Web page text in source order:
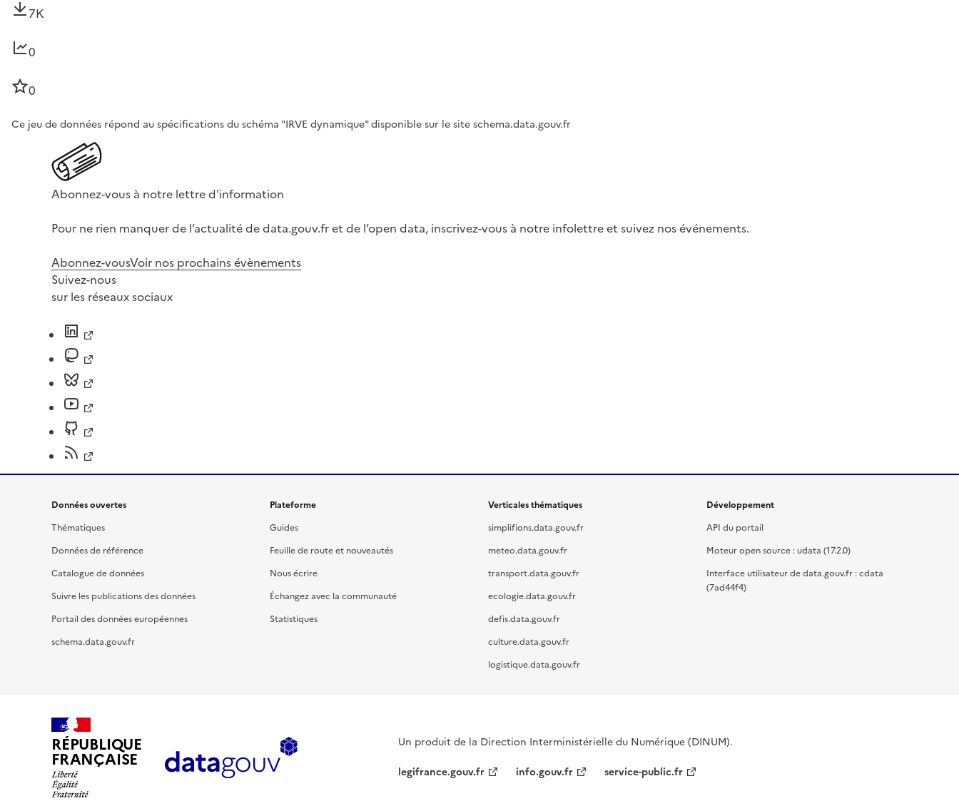
7K
0
0
Ce jeu de données répond au spécifications du schéma "IRVE dynamique" disponible sur le site schema.data.gouv.fr
Abonnez-vous à notre lettre d'information
Pour ne rien manquer de l’actualité de data.gouv.fr et de l’open data, inscrivez-vous à notre infolettre et suivez nos événements.
Abonnez-vousVoir nos prochains évènements
Suivez-nous
sur les réseaux sociaux
Données ouvertes
Thématiques
Données de référence
Catalogue de données
Suivre les publications des données
Portail des données européennes
schema.data.gouv.fr
Plateforme
Guides
Feuille de route et nouveautés
Nous écrire
Échangez avec la communauté
Statistiques
Verticales thématiques
simplifions.data.gouv.fr
meteo.data.gouv.fr
transport.data.gouv.fr
ecologie.data.gouv.fr
defis.data.gouv.fr
culture.data.gouv.fr
logistique.data.gouv.fr
Développement
API du portail
Moteur open source : udata (17.2.0)
Interface utilisateur de data.gouv.fr : cdata
(7ad44f4)
RÉPUBLIQUE
FRANÇAISE
Un produit de la Direction Interministérielle du Numérique (DINUM).
legifrance.gouv.fr
info.gouv.fr service-public.fr